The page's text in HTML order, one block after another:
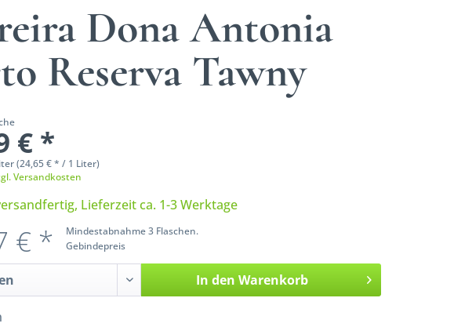
Dona Antonia
Reserva Tawny
€ *
(24,65 € * / 1 Liter)
Versandkosten
Lieferzeit ca. 1-3 Werktage
Mindestabnahme 3 Flaschen.
Gebindepreis
€ *
In den Warenkorb